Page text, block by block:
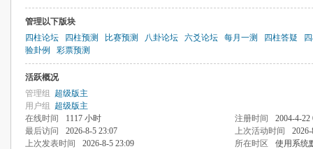
管理以下版块
四柱论坛
四柱预测 比赛预测 八卦论坛 六爻论坛 每月一测 四柱答疑
验卦例
彩票预测
活跃概况
管理组 超级版主
用户组 超级版主
在线时间
1117 小时 注册时间
2004-4-22
最后访问
2026-8-5 23:07 上次活动时间
上次发表时间
2026-8-5 23:09 所在时区 使用系统